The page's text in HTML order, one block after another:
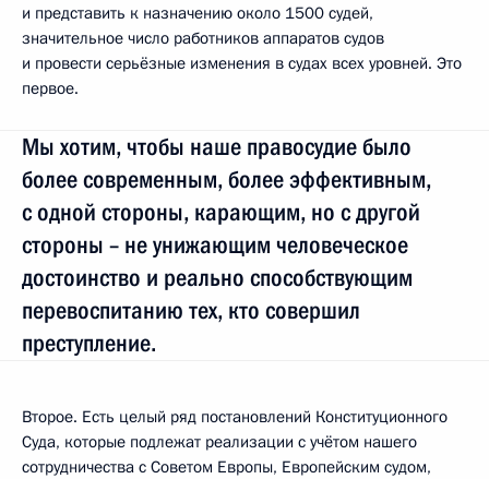
и представить к назначению около 1500 судей,
значительное число работников аппаратов судов
и провести серьёзные изменения в судах всех уровней. Это
первое.
Мы хотим, чтобы наше правосудие было
более современным, более эффективным,
с одной стороны, карающим, но с другой
стороны – не унижающим человеческое
достоинство и реально способствующим
перевоспитанию тех, кто совершил
преступление.
Второе. Есть целый ряд постановлений Конституционного
Суда, которые подлежат реализации с учётом нашего
сотрудничества с Советом Европы, Европейским судом,